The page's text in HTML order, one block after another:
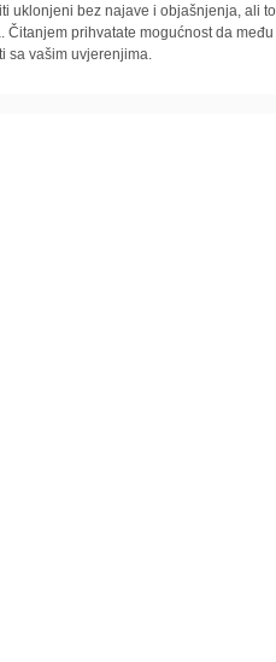
uklonjeni bez najave i objašnjenja, ali
Čitanjem prihvatate mogućnost da
sa vašim uvjerenjima.